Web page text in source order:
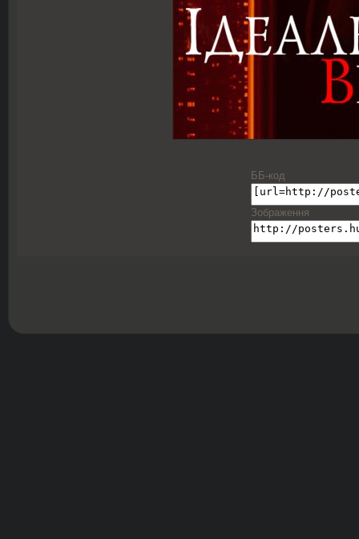
ББ-код
Зображення